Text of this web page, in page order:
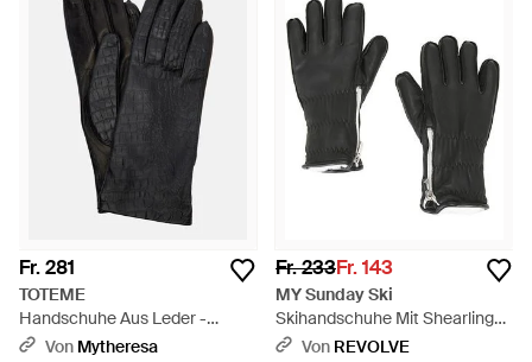
Fr. 281
TOTEME
Handschuhe Aus Leder -
Schwarz
Von Mytheresa
Fr. 233Fr. 143
MY Sunday Ski
Skihandschuhe Mit Shearling
Wanderlust - Schwarz
Von REVOLVE